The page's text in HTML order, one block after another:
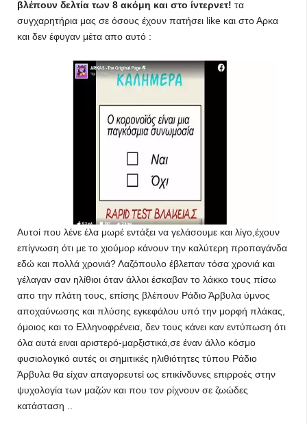
βλέπουν δελτία των 8 ακόμη και στο ίντερνετ! τα
συγχαρητήρια μας σε όσους έχουν πατήσει like και στο Αρκα
και δεν έφυγαν μέτα απο αυτό :
Αυτοί που λένε έλα μωρέ εντάξει να γελάσουμε και λίγο,έχουν
επίγνωση ότι με το χιούμορ κάνουν την καλύτερη προπαγάνδα
εδώ και πολλά χρονιά? Λαζόπουλο έβλεπαν τόσα χρονιά και
γέλαγαν σαν ηλίθιοι όταν άλλοι έσκαβαν το λάκκο τους πίσω
απο την πλάτη τους, επίσης βλέπουν Ράδιο Άρβυλα ύμνος
αποχαύνωσης και πλύσης εγκεφάλου υπό την μορφή πλάκας,
όμοιος και το Ελληνοφρένεια, δεν τους κάνει καν εντύπωση ότι
όλα αυτά ειναι αριστερό-μαρξιστικά,σε έναν άλλο κόσμο
φυσιολογικό αυτές οι σημιτικές ηλιθιότητες τύπου Ράδιο
Άρβυλα θα είχαν απαγορευτεί ως επικίνδυνες επιρροές στην
ψυχολογία των μαζών και που τον ρίχνουν σε ζωώδες
κατάσταση ..